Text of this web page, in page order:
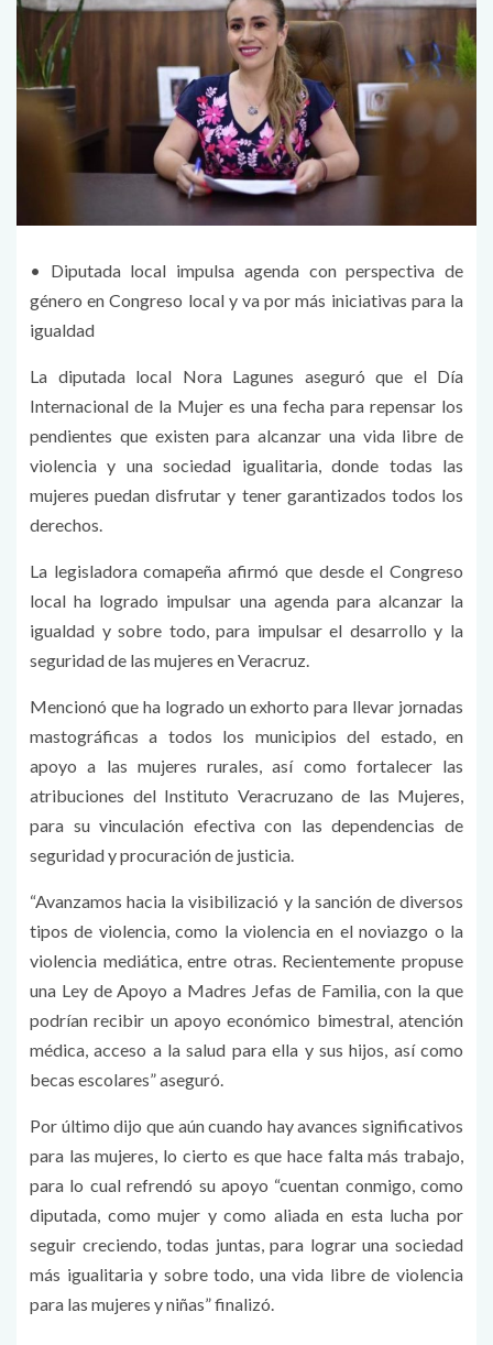
• Diputada local impulsa agenda con perspectiva de
género en Congreso local y va por más iniciativas para la
igualdad
La diputada local Nora Lagunes aseguró que el Día
Internacional de la Mujer es una fecha para repensar los
pendientes que existen para alcanzar una vida libre de
violencia y una sociedad igualitaria, donde todas las
mujeres puedan disfrutar y tener garantizados todos los
derechos.
La legisladora comapeña afirmó que desde el Congreso
local ha logrado impulsar una agenda para alcanzar la
igualdad y sobre todo, para impulsar el desarrollo y la
seguridad de las mujeres en Veracruz.
Mencionó que ha logrado un exhorto para llevar jornadas
mastográficas a todos los municipios del estado, en
apoyo a las mujeres rurales, así como fortalecer las
atribuciones del Instituto Veracruzano de las Mujeres,
para su vinculación efectiva con las dependencias de
seguridad y procuración de justicia.
“Avanzamos hacia la visibilizació y la sanción de diversos
tipos de violencia, como la violencia en el noviazgo o la
violencia mediática, entre otras. Recientemente propuse
una Ley de Apoyo a Madres Jefas de Familia, con la que
podrían recibir un apoyo económico bimestral, atención
médica, acceso a la salud para ella y sus hijos, así como
becas escolares” aseguró.
Por último dijo que aún cuando hay avances significativos
para las mujeres, lo cierto es que hace falta más trabajo,
para lo cual refrendó su apoyo “cuentan conmigo, como
diputada, como mujer y como aliada en esta lucha por
seguir creciendo, todas juntas, para lograr una sociedad
más igualitaria y sobre todo, una vida libre de violencia
para las mujeres y niñas” finalizó.